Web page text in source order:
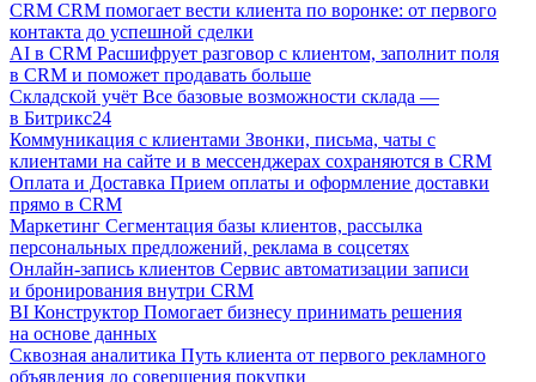
CRM CRM помогает вести клиента по воронке: от первого
контакта до успешной сделки
AI в CRM Расшифрует разговор с клиентом, заполнит поля
в CRM и поможет продавать больше
Складской учёт Все базовые возможности склада —
в Битрикс24
Коммуникация с клиентами Звонки, письма, чаты с
клиентами на сайте и в мессенджерах сохраняются в CRM
Оплата и Доставка Прием оплаты и оформление доставки
прямо в CRM
Маркетинг Сегментация базы клиентов, рассылка
персональных предложений, реклама в соцсетях
Онлайн-запись клиентов Сервис автоматизации записи
и бронирования внутри CRM
BI Конструктор Помогает бизнесу принимать решения
на основе данных
Сквозная аналитика Путь клиента от первого рекламного
объявления до совершения покупки